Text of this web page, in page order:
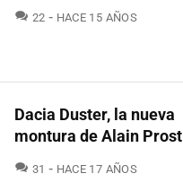
22 COMENTARIOS
HACE 15 AÑOS
Dacia Duster, la nueva
montura de Alain Prost
31 COMENTARIOS
HACE 17 AÑOS